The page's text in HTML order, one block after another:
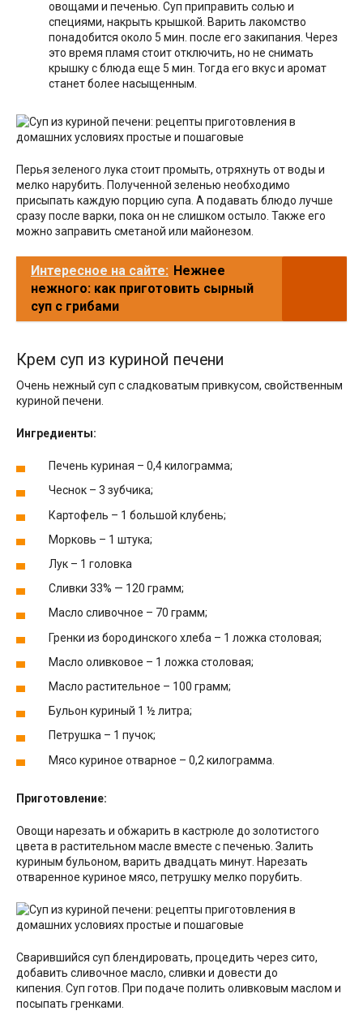
овощами и печенью. Суп приправить солью и
специями, накрыть крышкой. Варить лакомство
понадобится около 5 мин. после его закипания. Через
это время пламя стоит отключить, но не снимать
крышку с блюда еще 5 мин. Тогда его вкус и аромат
станет более насыщенным.
Перья зеленого лука стоит промыть, отряхнуть от воды и
мелко нарубить. Полученной зеленью необходимо
присыпать каждую порцию супа. А подавать блюдо лучше
сразу после варки, пока он не слишком остыло. Также его
можно заправить сметаной или майонезом.
Интересное на сайте: Нежнее
нежного: как приготовить сырный
суп с грибами
Крем суп из куриной печени
Очень нежный суп с сладковатым привкусом, свойственным
куриной печени.
Ингредиенты:
Печень куриная – 0,4 килограмма;
Чеснок – 3 зубчика;
Картофель – 1 большой клубень;
Морковь – 1 штука;
Лук – 1 головка
Сливки 33% — 120 грамм;
Масло сливочное – 70 грамм;
Гренки из бородинского хлеба – 1 ложка столовая;
Масло оливковое – 1 ложка столовая;
Масло растительное – 100 грамм;
Бульон куриный 1 ½ литра;
Петрушка – 1 пучок;
Мясо куриное отварное – 0,2 килограмма.
Приготовление:
Овощи нарезать и обжарить в кастрюле до золотистого
цвета в растительном масле вместе с печенью. Залить
куриным бульоном, варить двадцать минут. Нарезать
отваренное куриное мясо, петрушку мелко порубить.
Сварившийся суп блендировать, процедить через сито,
добавить сливочное масло, сливки и довести до
кипения. Суп готов. При подаче полить оливковым маслом и
посыпать гренками.